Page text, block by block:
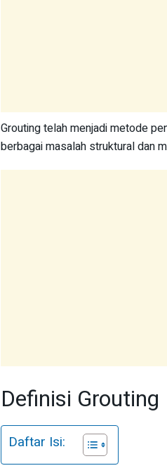
Grouting telah menjadi metode
berbagai masalah struktural dan
Definisi Grouting
Daftar Isi: